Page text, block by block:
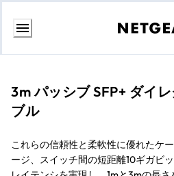
コ
3m パッシブ SFP+ ダイ
ブル
これらの信頼性と柔軟性に優れたケ
ージ、スイッチ間の短距離10ギガビ